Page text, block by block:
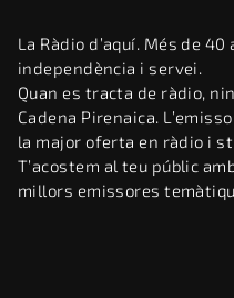
La Ràdio d’aquí. Més de
independència i servei.
Quan es tracta de ràdio,
Cadena Pirenaica.
la major oferta en ràdio i
T’acostem al teu públic
millors emissores